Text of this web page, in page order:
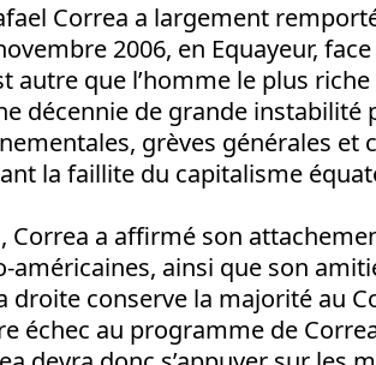
Correa a largement
2006, en Equayeur,
autre que l’homme le plus
décennie de grande instabilité
grèves générales et
la faillite du capitalisme
Correa a affirmé son
ainsi que son
droite conserve la majorité au
échec au programme de